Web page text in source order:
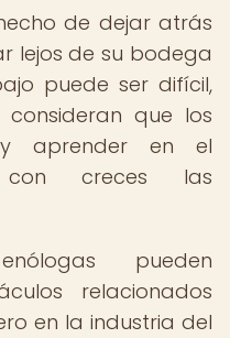
de dejar atrás
lejos de su bodega
puede ser difícil,
que los
aprender en el
con creces las
pueden
relacionados
en la industria del